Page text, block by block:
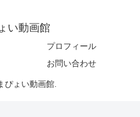
い動画館
プロフィール
お問い合わせ
ぴょい動画館.